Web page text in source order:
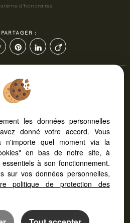
d'honoraires
PARTAGER :
un confort de lecture permanent,
tablette ou votre smartphone, notre
aux différents types
Logiciel immobilier
Création site internet
Référencement immobilier
les données personnelles
donné votre accord. Vous
n'importe quel moment via la
en bas de notre site, à
à son fonctionnement.
sur vos données personnelles,
politique de protection des